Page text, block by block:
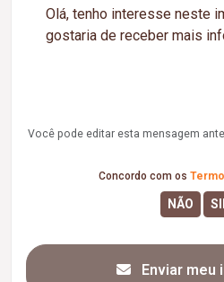
Você pode editar esta mensagem
Concordo com os
Enviar meu